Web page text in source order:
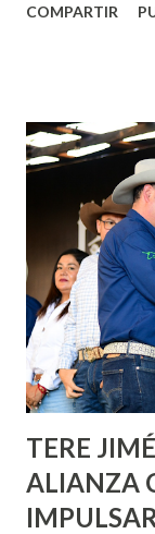
municipal, Leo
Corazón Urbano
informó que en
metros
Nieto, entre
lo que se
llevará este
Asunción,
los edificios
Norias de Paso
COMPARTIR
TERE
ALIANZA